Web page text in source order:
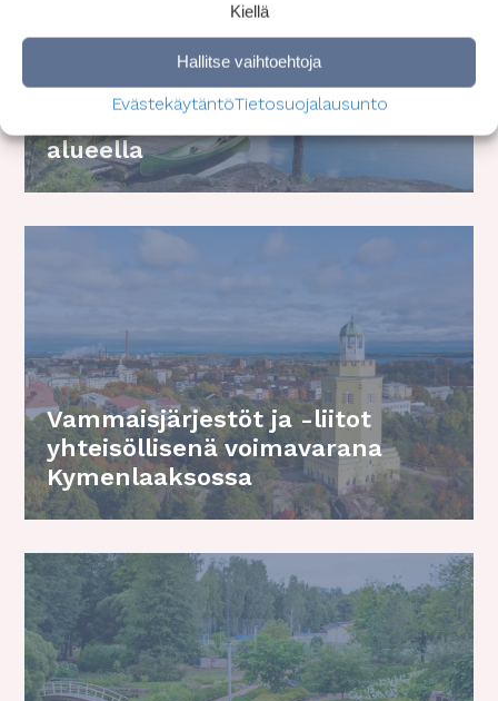
Kiellä
Hallitse vaihtoehtoja
EvästekäytäntöTietosuojalausunto
Henkilökohtaisen avustajan
merkitys luontoretkellä:
Luontokohteita Kymenlaakson
alueella
Vammaisjärjestöt ja -liitot
yhteisöllisenä voimavarana
Kymenlaaksossa